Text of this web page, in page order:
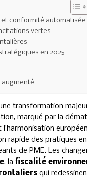
conformité automatisée
vertes
en 2025
augmenté
transformation
marqué par la
rapide des pratiques
de PME. Les
, lafiscalité
qui